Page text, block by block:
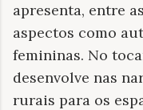
apresenta, entre
aspectos como
femininas. No
desenvolve nas
rurais para os